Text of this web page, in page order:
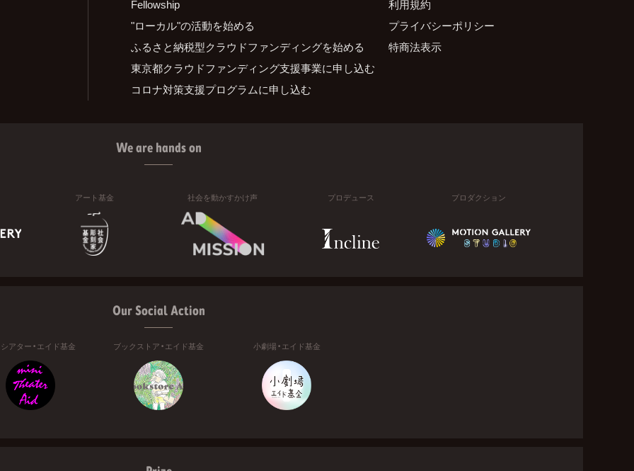
Fellowship
"ローカル"の活動を始める
ふるさと納税型クラウドファンディングを始める
東京都クラウドファンディング支援事業に申し込む
コロナ対策支援プログラムに申し込む
利用規約
プライバシーポリシー
特商法表示
We are hands on
アート基金 社会を動かすかけ声 プロデュース プロダクション
Our Social Action
アター・エイド基金 ブックストア・エイド基金 小劇場・エイド基金